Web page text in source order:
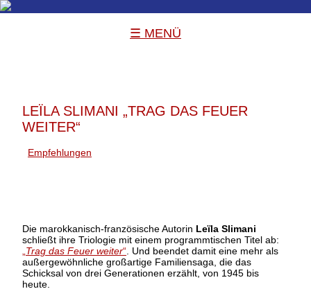
☰ MENÜ
LEÏLA SLIMANI „TRAG DAS FEUER
WEITER“
Empfehlungen
Die marokkanisch-französische Autorin Leïla Slimani
schließt ihre Triologie mit einem programmtischen Titel ab:
Trag das Feuer weiter“ . Und beendet damit eine mehr als
außergewöhnliche großartige Familiensaga, die das
Schicksal von drei Generationen erzählt, von 1945 bis
heute.